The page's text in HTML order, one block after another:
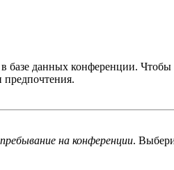
базе данных конференции.
на конференции.